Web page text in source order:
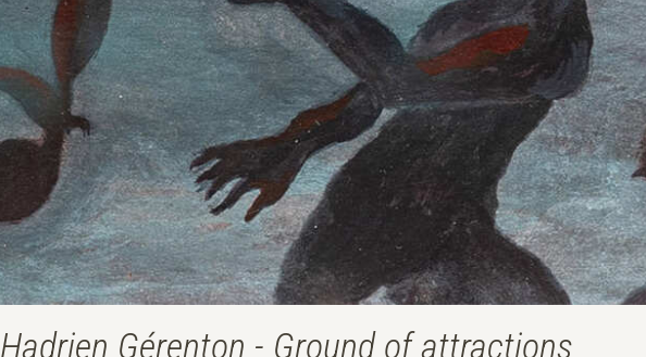
Hadrien Gérenton - Ground of attractions